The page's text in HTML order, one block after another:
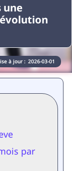
une
à jour : 2026-03-01
par